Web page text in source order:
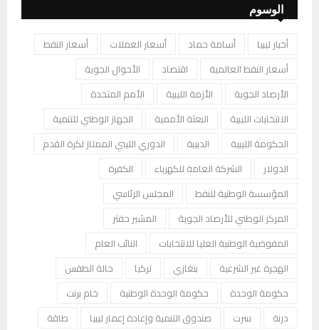
الوسوم
أخبار ليبيا أسامة حماد أسعار العملات
أسعار النفط
أسعار النفط العالمية
اقتصاد
الأحوال الجوية
الأرصاد الجوية
الأزمة الليبية
الأمم المتحدة
الانتخابات الليبية
البعثة الأممية
الجهاز الوطني للتنمية
الحكومة الليبية
الدبيبة
الدوري الليبي الممتاز لكرة القدم
الدولار
الشركة العامة للكهرباء
الكفرة
المؤسسة الوطنية للنفط
المجلس الرئاسي
المركز الوطني للأرصاد الجوية
المشير حفتر
المفوضية الوطنية العليا للانتخابات
النائب العام
الهجرة غير الشرعية
بنغازي تركيا
حالة الطقس
حكومة الوحدة
حكومة الوحدة الوطنية
خام برنت
درنة
سرت صندوق التنمية وإعادة إعمار ليبيا
طاقة